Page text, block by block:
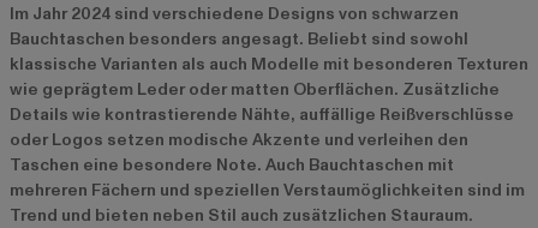
Im Jahr 2024 sind verschiedene Designs von schwarzen
Bauchtaschen besonders angesagt. Beliebt sind sowohl
klassische Varianten als auch Modelle mit besonderen Texturen
wie geprägtem Leder oder matten Oberflächen. Zusätzliche
Details wie kontrastierende Nähte, auffällige Reißverschlüsse
oder Logos setzen modische Akzente und verleihen den
Taschen eine besondere Note. Auch Bauchtaschen mit
mehreren Fächern und speziellen Verstaumöglichkeiten sind im
Trend und bieten neben Stil auch zusätzlichen Stauraum.